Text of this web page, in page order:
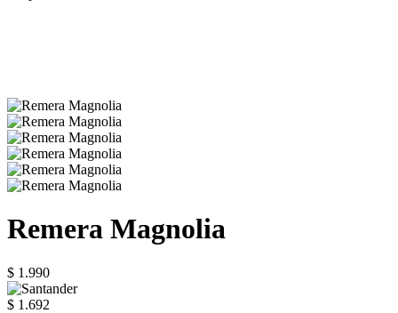
Remera Magnolia
$ 1.990
$ 1.692